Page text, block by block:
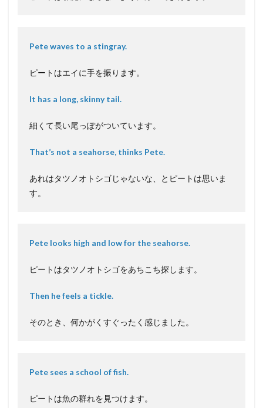
Pete waves to a stingray.
ピートはエイに手を振ります。
It has a long, skinny tail.
細くて長い尾っぽがついています。
That’s not a seahorse, thinks Pete.
あれはタツノオトシゴじゃないな、とピートは思いま
す。
Pete looks high and low for the seahorse.
ピートはタツノオトシゴをあちこち探します。
Then he feels a tickle.
そのとき、何かがくすぐったく感じました。
Pete sees a school of fish.
ピートは魚の群れを見つけます。